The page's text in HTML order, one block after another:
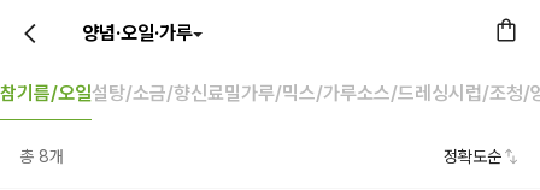
양념·오일·가루
참기름/오일설탕/소금/향신료밀가루/믹스/가루소스/드레싱시럽/조청/
총 8개 정확도순